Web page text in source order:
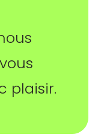
plaisir.